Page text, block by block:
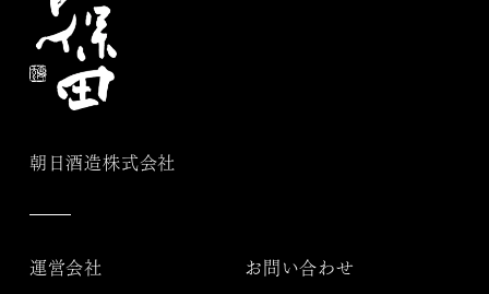
朝日酒造株式会社
運営会社 お問い合わせ